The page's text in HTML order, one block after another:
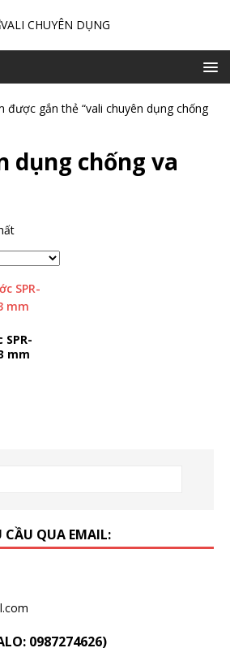
được gắn thẻ “vali chuyên dụng chống
dụng chống va
mm
CẦU QUA EMAIL:
0987274626)